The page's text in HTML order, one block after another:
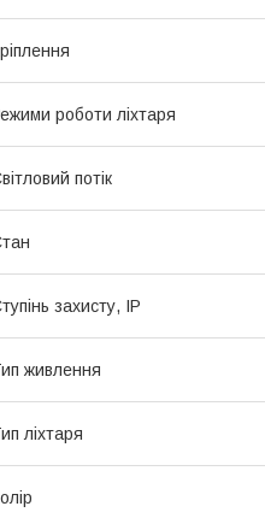
роботи ліхтаря
потік
захисту, IP
живлення
ліхтаря